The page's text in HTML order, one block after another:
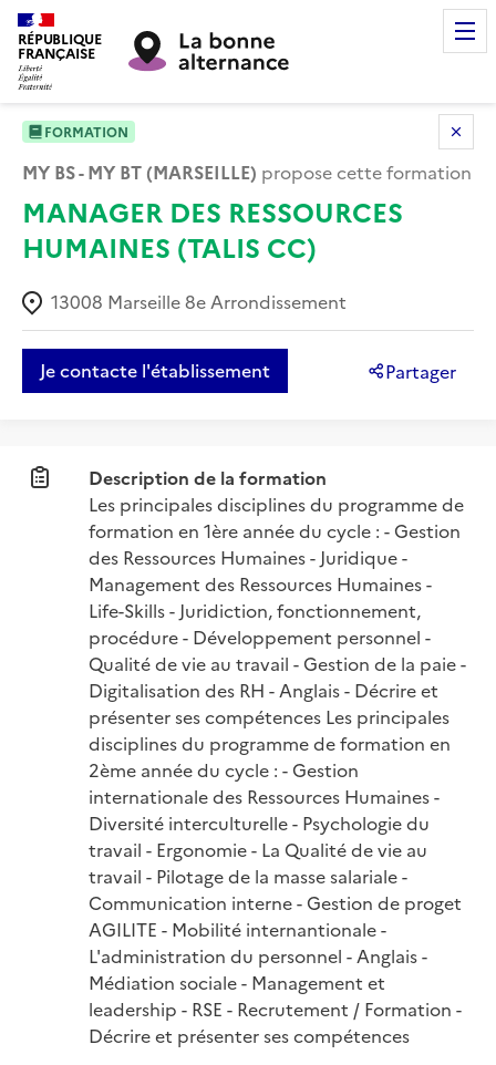
RÉPUBLIQUE
FRANÇAISE
FORMATION
MY BS - MY BT (MARSEILLE) propose cette formation
MANAGER DES RESSOURCES
HUMAINES (TALIS CC)
13008 Marseille 8e Arrondissement
Je contacte l'établissement Partager
Description de la formation
Les principales disciplines du programme de
formation en 1ère année du cycle : - Gestion
des Ressources Humaines - Juridique -
Management des Ressources Humaines -
Life-Skills - Juridiction, fonctionnement,
procédure - Développement personnel -
Qualité de vie au travail - Gestion de la paie -
Digitalisation des RH - Anglais - Décrire et
présenter ses compétences Les principales
disciplines du programme de formation en
2ème année du cycle : - Gestion
internationale des Ressources Humaines -
Diversité interculturelle - Psychologie du
travail - Ergonomie - La Qualité de vie au
travail - Pilotage de la masse salariale -
Communication interne - Gestion de proget
AGILITE - Mobilité internantionale -
L'administration du personnel - Anglais -
Médiation sociale - Management et
leadership - RSE - Recrutement / Formation -
Décrire et présenter ses compétences